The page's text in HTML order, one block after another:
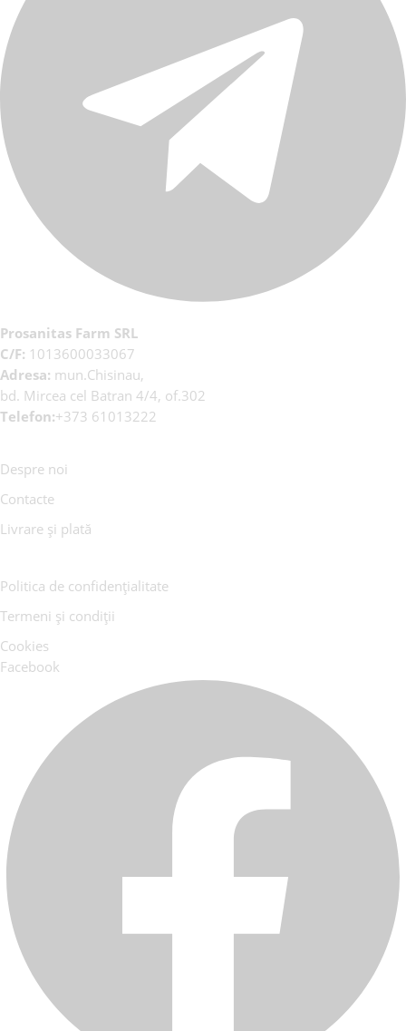
Prosanitas Farm SRL
C/F: 1013600033067
Adresa: mun.Chisinau,
bd. Mircea cel Batran 4/4, of.302
Telefon:+373 61013222
Despre noi
Contacte
Livrare și plată
Politica de confidențialitate
Termeni și condiții
Cookies
Facebook